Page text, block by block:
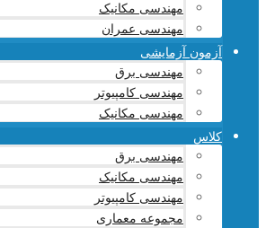
مهندسی مکانیک
مهندسی عمران
آزمون آزمایشی
مهندسی برق
مهندسی کامپیوتر
مهندسی مکانیک
کلاس
مهندسی برق
مهندسی مکانیک
مهندسی کامپیوتر
مجموعه معماری